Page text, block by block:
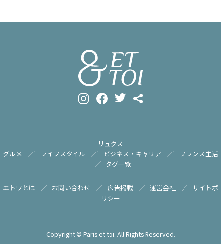
リュクス
グルメ
ライフスタイル ビジネス・キャリア
フランス生活
タグ一覧
エトワとは お問い合わせ 広告掲載 運営会社
サイトポ
リシー
Copyright © Paris et toi. All Rights Reserved.